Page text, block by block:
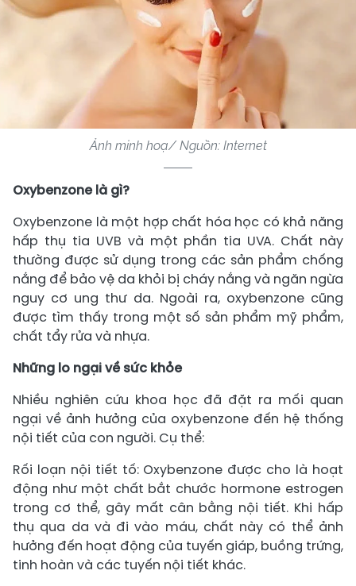
Ảnh minh hoạ/ Nguồn: Internet
Oxybenzone là gì?
Oxybenzone là một hợp chất hóa học có khả năng
hấp thụ tia UVB và một phần tia UVA. Chất này
thường được sử dụng trong các sản phẩm chống
nắng để bảo vệ da khỏi bị cháy nắng và ngăn ngừa
nguy cơ ung thư da. Ngoài ra, oxybenzone cũng
được tìm thấy trong một số sản phẩm mỹ phẩm,
chất tẩy rửa và nhựa.
Những lo ngại về sức khỏe
Nhiều nghiên cứu khoa học đã đặt ra mối quan
ngại về ảnh hưởng của oxybenzone đến hệ thống
nội tiết của con người. Cụ thể:
Rối loạn nội tiết tố: Oxybenzone được cho là hoạt
động như một chất bắt chước hormone estrogen
trong cơ thể, gây mất cân bằng nội tiết. Khi hấp
thụ qua da và đi vào máu, chất này có thể ảnh
hưởng đến hoạt động của tuyến giáp, buồng trứng,
tinh hoàn và các tuyến nội tiết khác.